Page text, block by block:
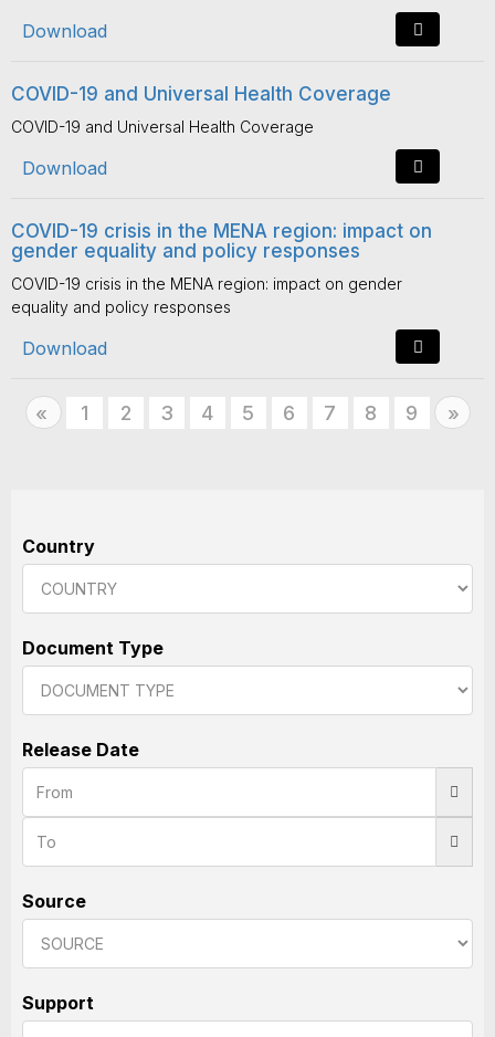
Download
COVID-19 and Universal Health Coverage
COVID-19 and Universal Health Coverage
Download
COVID-19 crisis in the MENA region: impact on
gender equality and policy responses
COVID-19 crisis in the MENA region: impact on gender
equality and policy responses
Download
« Previous
1 2 3 4 5 6 7 8 9 »
Country
Document Type
Release Date
Source
Support